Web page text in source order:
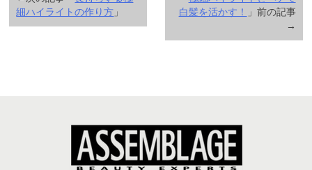
白髪を活かす！
」前の記事
→
細ハイライトの作り方 」